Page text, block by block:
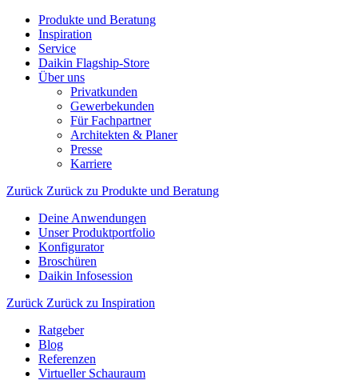
Produkte und Beratung
Inspiration
Service
Daikin Flagship-Store
Über uns
Privatkunden
Gewerbekunden
Für Fachpartner
Architekten & Planer
Presse
Karriere
Zurück Zurück zu Produkte und Beratung
Deine Anwendungen
Unser Produktportfolio
Konfigurator
Broschüren
Daikin Infosession
Zurück Zurück zu Inspiration
Ratgeber
Blog
Referenzen
Virtueller Schauraum